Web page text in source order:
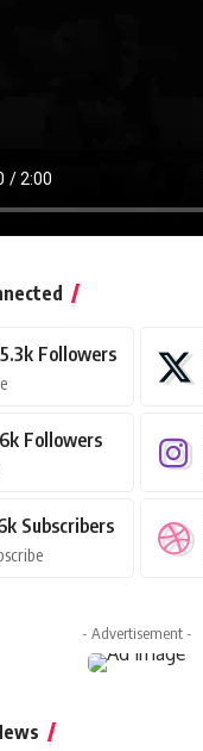
Followers
Followers
Subscribers
- Advertisement -